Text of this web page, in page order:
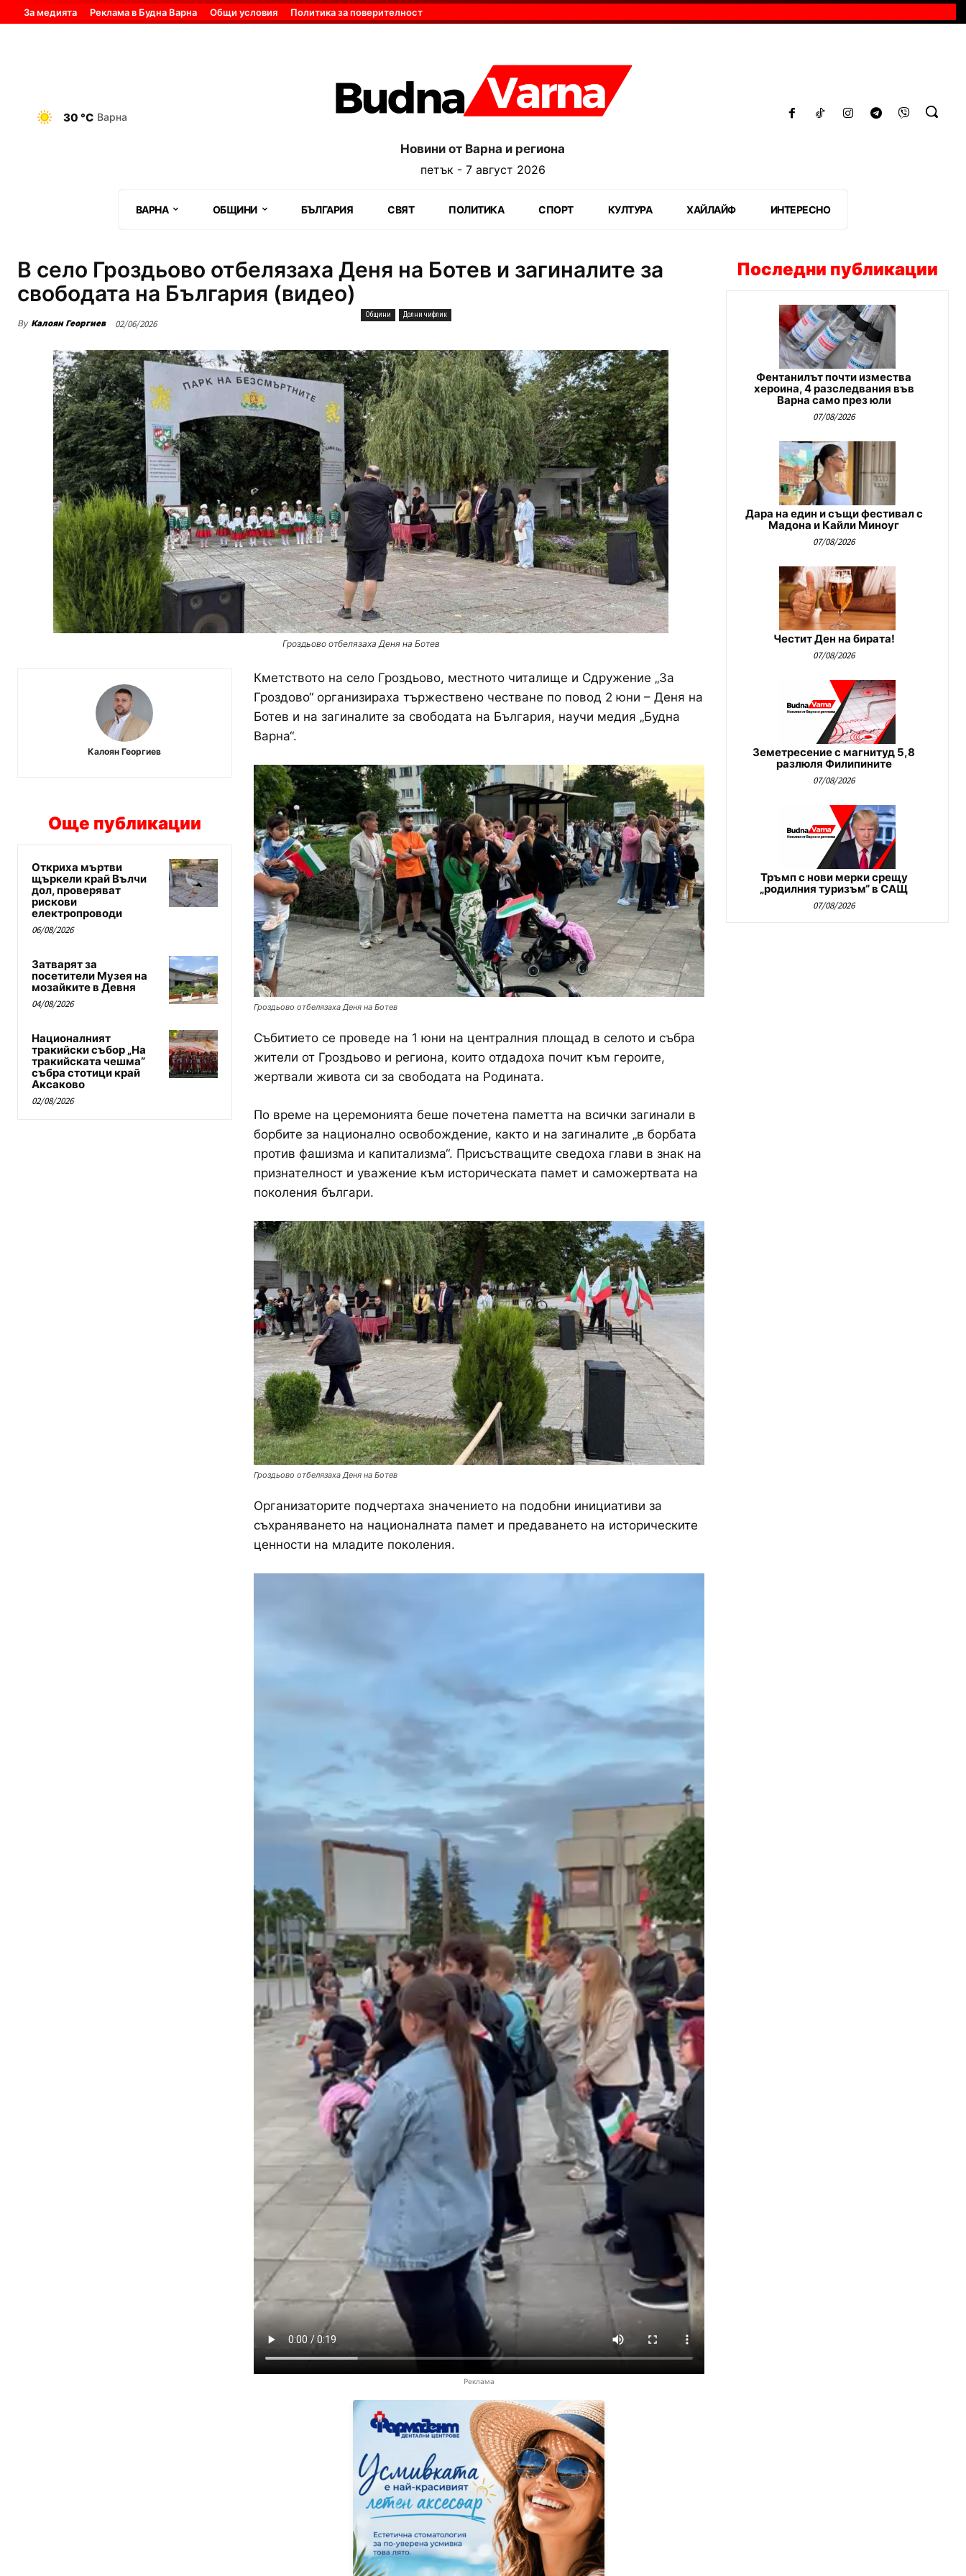
За медията Реклама в Будна Варна Общи условия Политика за поверителност
30 °C Варна
Новини от Варна и региона
петък - 7 август 2026
ВАРНА ОБЩИНИ БЪЛГАРИЯ СВЯТ ПОЛИТИКА СПОРТ КУЛТУРА ХАЙЛАЙФ ИНТЕРЕСНО
В село Гроздьово отбелязаха Деня на Ботев и загиналите за
свободата на България (видео)
By Калоян Георгиев 02/06/2026
Общини Долни чифлик
Гроздьово отбелязаха Деня на Ботев
Калоян Георгиев
Още публикации
Откриха мъртви
щъркели край Вълчи
дол, проверяват
рискови
електропроводи
06/08/2026
Затварят за
посетители Музея на
мозайките в Девня
04/08/2026
Националният
тракийски събор „На
тракийската чешма”
събра стотици край
Аксаково
02/08/2026
Кметството на село Гроздьово, местното читалище и Сдружение „За
Гроздово“ организираха тържествено честване по повод 2 юни – Деня на
Ботев и на загиналите за свободата на България, научи медия „Будна
Варна“.
Гроздьово отбелязаха Деня на Ботев
Събитието се проведе на 1 юни на централния площад в селото и събра
жители от Гроздьово и региона, които отдадоха почит към героите,
жертвали живота си за свободата на Родината.
По време на церемонията беше почетена паметта на всички загинали в
борбите за национално освобождение, както и на загиналите „в борбата
против фашизма и капитализма“. Присъстващите сведоха глави в знак на
признателност и уважение към историческата памет и саможертвата на
поколения българи.
Гроздьово отбелязаха Деня на Ботев
Организаторите подчертаха значението на подобни инициативи за
съхраняването на националната памет и предаването на историческите
ценности на младите поколения.
Реклама
Последни публикации
Фентанилът почти измества
хероина, 4 разследвания във
Варна само през юли
07/08/2026
Дара на един и същи фестивал с
Мадона и Кайли Миноуг
07/08/2026
Честит Ден на бирата!
07/08/2026
Земетресение с магнитуд 5,8
разлюля Филипините
07/08/2026
Тръмп с нови мерки срещу
„родилния туризъм“ в САЩ
07/08/2026